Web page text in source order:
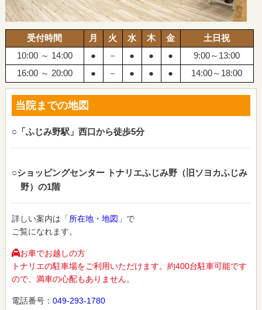
受付時間 月 火 水 木 金
土日祝
10:00 ～ 14:00
● － ● ● ●
9:00～13:00
16:00 ～ 20:00
● － ● ● ● 14:00～18:00
当院までの地図
○「ふじみ野駅」西口から徒歩5分
○ショッピングセンター トナリエふじみ野（旧ソヨカふじみ
野）の1階
詳しい案内は「所在地・地図 」で
ご覧になれます。
お車でお越しの方
トナリエの駐車場をご利用いただけます。約400台駐車可能です
ので、満車の心配もありません。
電話番号： 049-293-1780